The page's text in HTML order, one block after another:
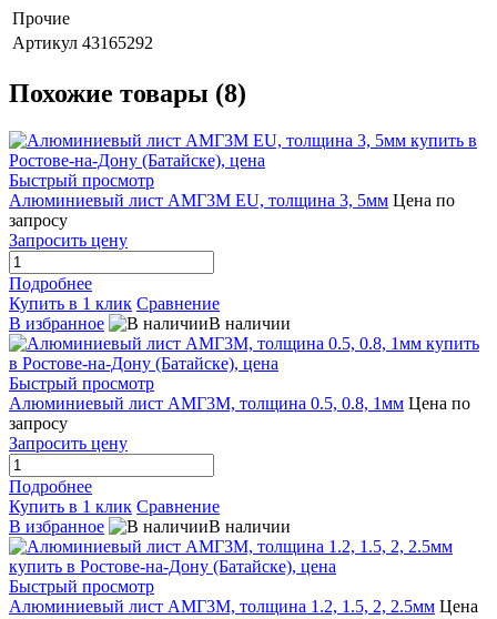
Прочие
Артикул 43165292
Похожие товары (8)
Быстрый просмотр
Алюминиевый лист АМГ3М EU, толщина 3, 5мм Цена по
запросу
Запросить цену
Подробнее
Купить в 1 клик Сравнение
В избранное
В наличии
Быстрый просмотр
Алюминиевый лист АМГ3М, толщина 0.5, 0.8, 1мм Цена по
запросу
Запросить цену
Подробнее
Купить в 1 клик Сравнение
В избранное
В наличии
Быстрый просмотр
Алюминиевый лист АМГ3М, толщина 1.2, 1.5, 2, 2.5мм Цена